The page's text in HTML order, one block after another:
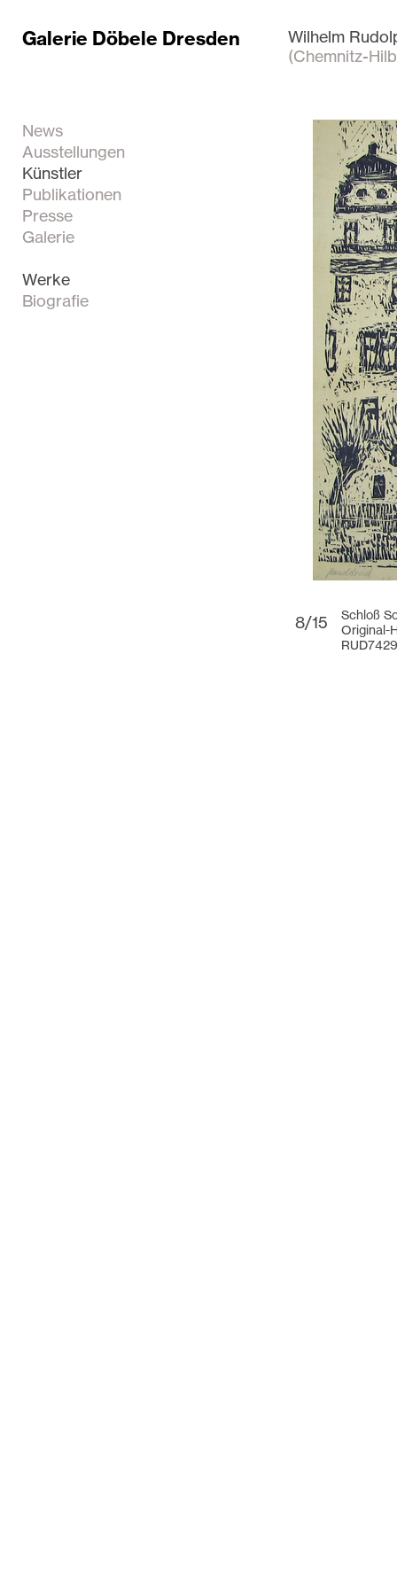
Galerie Döbele Dresden
Wilhelm
(Chemnitz-
News
Ausstellungen
Künstler
Publikationen
Presse
Galerie
Werke
Biografie
8/15
Schloß
Original-
RUD7429